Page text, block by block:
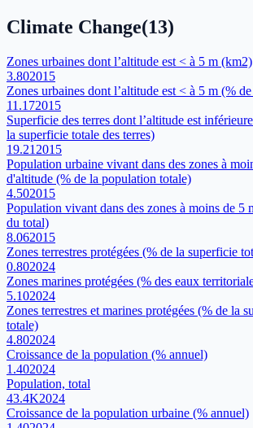
Climate Change(13)
Zones urbaines dont l’altitude est < à 5 m (km2)
3.802015
Zones urbaines dont l’altitude est < à 5 m (%
11.172015
Superficie des terres dont l’altitude est
la superficie totale des terres)
19.21 2015
Population urbaine vivant dans des zones à
d'altitude (% de la population totale)
4.502015
Population vivant dans des zones à moins de 5
du total)
8.062015
Zones terrestres protégées (% de la superficie
0.802024
Zones marines protégées (% des eaux
5.102024
Zones terrestres et marines protégées (% de la
totale)
4.802024
Croissance de la population (% annuel)
1.402024
Population, total
43.4K2024
Croissance de la population urbaine (% annuel)